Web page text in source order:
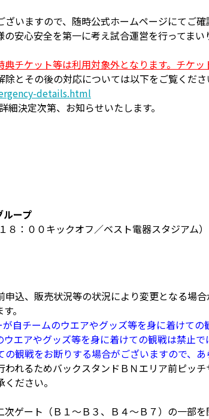
いますので、随時公式ホームページにてご
安心安全を第一に考え試合運営を行ってま
チケット等は利用対象外となります。チケッ
とその後の対応については以下をご覧くださ
details.html
決定次第、お知らせいたします。
ループ
：００キックオフ／ベスト電器スタジアム）
込、販売状況等の状況により変更となる場合
。
チームのウエアやグッズ等を身に着けての
エアやグッズ等を身に着けての観戦は禁止
観戦をお断りする場合がございますので、あ
れるためバックスタンドＢＮエリア前ピッ
ださい。
ゲート（Ｂ１～Ｂ３、Ｂ４～Ｂ７）の一部を